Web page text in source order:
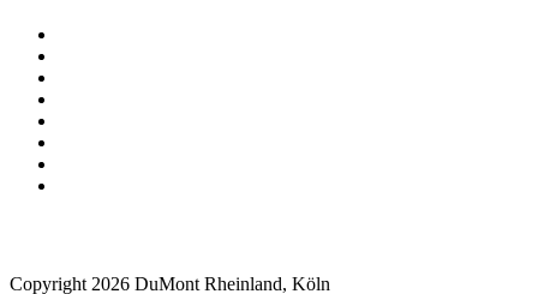
Copyright 2026 DuMont Rheinland, Köln